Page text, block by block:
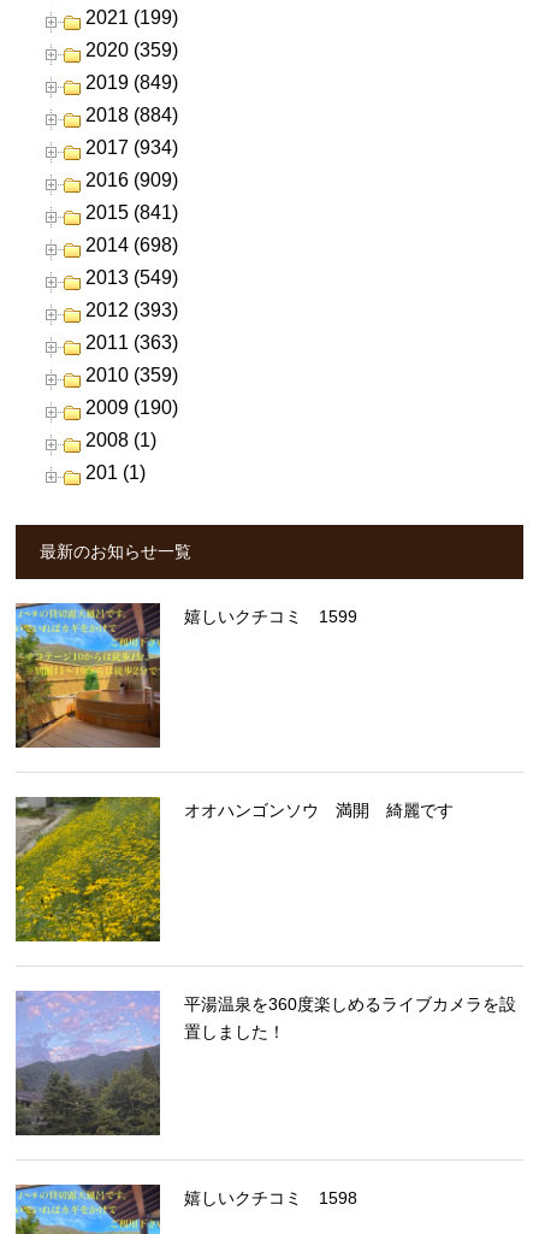
2021 (199)
2020 (359)
2019 (849)
2018 (884)
2017 (934)
2016 (909)
2015 (841)
2014 (698)
2013 (549)
2012 (393)
2011 (363)
2010 (359)
2009 (190)
2008 (1)
201 (1)
最新のお知らせ一覧
嬉しいクチコミ 1599
オオハンゴンソウ 満開 綺麗です
平湯温泉を360度楽しめるライブカメラを設
置しました！
嬉しいクチコミ 1598